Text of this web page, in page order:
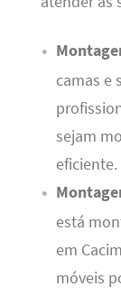
camas e
sejam
eficiente.
está
em
móveis